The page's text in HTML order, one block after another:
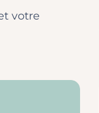
votre